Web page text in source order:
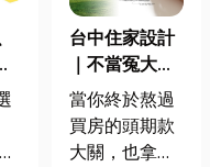
台中住家設計
｜不當冤大
頭！教你新家
該如何聰明裝
潢！
當你終於熬過
買房的頭期款
大關，也拿到